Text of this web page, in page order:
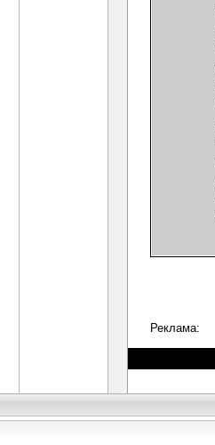
Реклама: